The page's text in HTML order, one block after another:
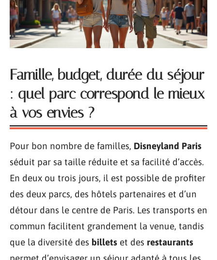
Famille, budget, durée du séjour
: quel parc correspond le mieux
à vos envies ?
Pour bon nombre de familles, Disneyland Paris
séduit par sa taille réduite et sa facilité d’accès.
En deux ou trois jours, il est possible de profiter
des deux parcs, des hôtels partenaires et d’un
détour dans le centre de Paris. Les transports en
commun facilitent grandement la venue, tandis
que la diversité des billets et des restaurants
permet d’envisager un séjour adapté à tous les